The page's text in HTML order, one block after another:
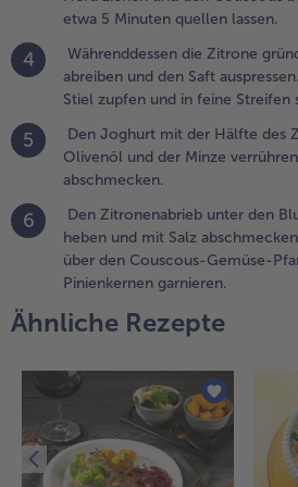
die
und
Die
und in
Streifen
Joghurt
der Hälfte
Olivenöl
der Minze
und
Salz
etwa 5 Minuten quellen lassen.
4
Währenddessen die Zitrone
abreiben und den Saft
Stiel zupfen und in feine Streifen
5
Den Joghurt mit der Hälfte des
Olivenöl und der Minze
abschmecken.
6
Den Zitronenabrieb unter den
heben und mit Salz
über den Couscous-Gemüse-
Pinienkernen garnieren.
Ähnliche Rezepte